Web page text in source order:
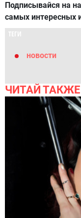
Подписывайся на
самых интересных
ТЕГИ
новости
ЧИТАЙ ТАКЖЕ